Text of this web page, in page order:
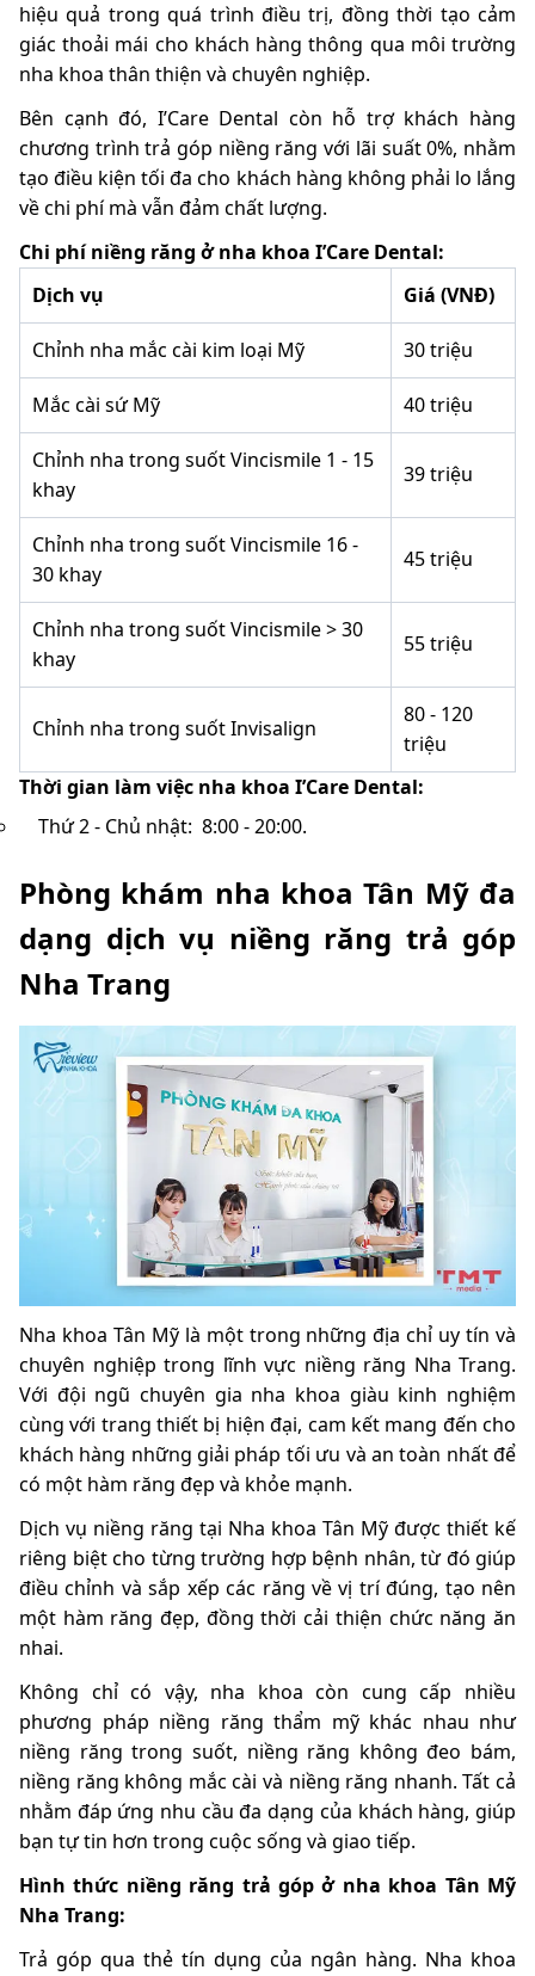
hiệu quả trong quá trình điều trị, đồng thời tạo cảm
giác thoải mái cho khách hàng thông qua môi trường
nha khoa thân thiện và chuyên nghiệp.
Bên cạnh đó, I’Care Dental còn hỗ trợ khách hàng
chương trình trả góp niềng răng với lãi suất 0%, nhằm
tạo điều kiện tối đa cho khách hàng không phải lo lắng
về chi phí mà vẫn đảm chất lượng.
Chi phí niềng răng ở nha khoa I’Care Dental:
Dịch vụ
Giá (VNĐ)
Chỉnh nha mắc cài kim loại Mỹ 30 triệu
Mắc cài sứ Mỹ 40 triệu
Chỉnh nha trong suốt Vincismile 1 - 15
khay
39 triệu
Chỉnh nha trong suốt Vincismile 16 -
30 khay
45 triệu
Chỉnh nha trong suốt Vincismile > 30
khay
55 triệu
Chỉnh nha trong suốt Invisalign
80 - 120
triệu
Thời gian làm việc nha khoa I’Care Dental:
Thứ 2 - Chủ nhật: 8:00 - 20:00.
Phòng khám nha khoa Tân Mỹ đa
dạng dịch vụ niềng răng trả góp
Nha Trang
Nha khoa Tân Mỹ là một trong những địa chỉ uy tín và
chuyên nghiệp trong lĩnh vực niềng răng Nha Trang.
Với đội ngũ chuyên gia nha khoa giàu kinh nghiệm
cùng với trang thiết bị hiện đại, cam kết mang đến cho
khách hàng những giải pháp tối ưu và an toàn nhất để
có một hàm răng đẹp và khỏe mạnh.
Dịch vụ niềng răng tại Nha khoa Tân Mỹ được thiết kế
riêng biệt cho từng trường hợp bệnh nhân, từ đó giúp
điều chỉnh và sắp xếp các răng về vị trí đúng, tạo nên
một hàm răng đẹp, đồng thời cải thiện chức năng ăn
nhai.
Không chỉ có vậy, nha khoa còn cung cấp nhiều
phương pháp niềng răng thẩm mỹ khác nhau như
niềng răng trong suốt, niềng răng không đeo bám,
niềng răng không mắc cài và niềng răng nhanh. Tất cả
nhằm đáp ứng nhu cầu đa dạng của khách hàng, giúp
bạn tự tin hơn trong cuộc sống và giao tiếp.
Hình thức niềng răng trả góp ở nha khoa Tân Mỹ
Nha Trang:
Trả góp qua thẻ tín dụng của ngân hàng. Nha khoa